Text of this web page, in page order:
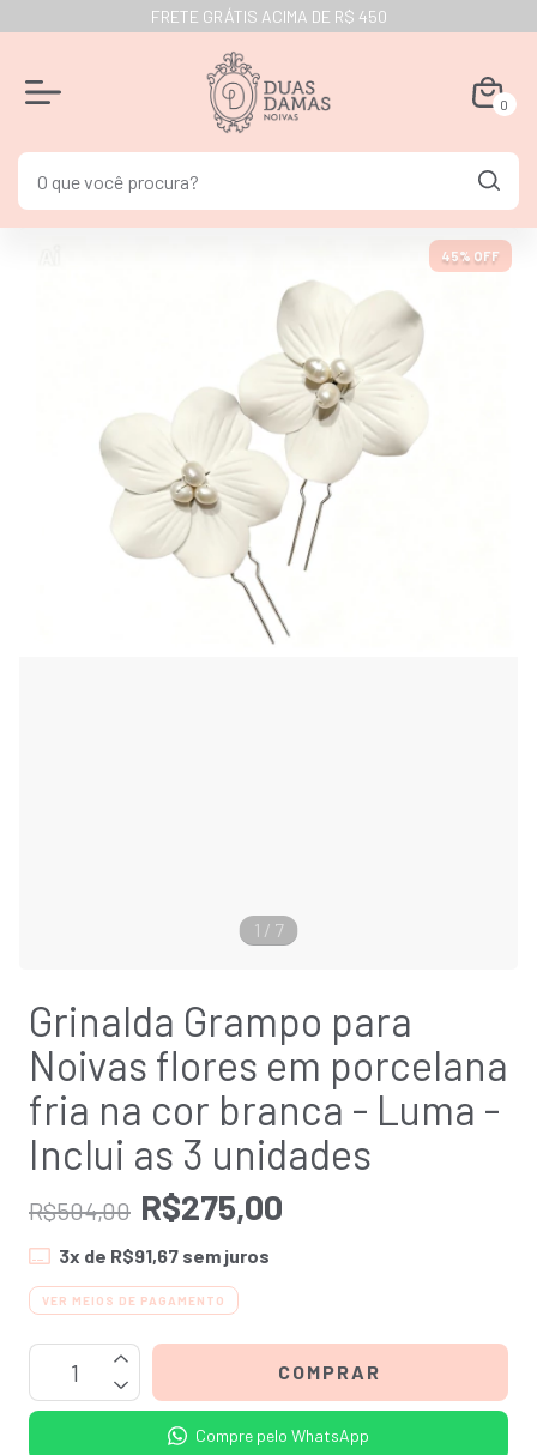
FRETE GRÁTIS ACIMA DE R$ 450
0
45% OFF
1 / 7
Grinalda Grampo para
Noivas flores em porcelana
fria na cor branca - Luma -
Inclui as 3 unidades
R$504,00 R$275,00
3x de R$91,67 sem juros
VER MEIOS DE PAGAMENTO
Compre pelo WhatsApp